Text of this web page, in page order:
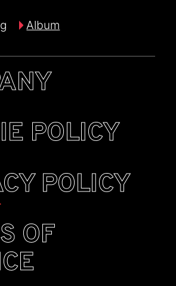
Album
POLICY
POLICY
OF